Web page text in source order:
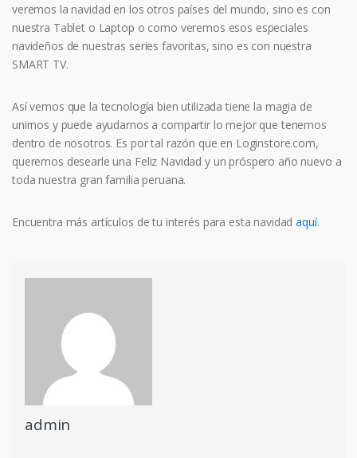
veremos la navidad en los otros países del mundo, sino es con
nuestra Tablet o Laptop o como veremos esos especiales
navideños de nuestras series favoritas, sino es con nuestra
SMART TV.
Así vemos que la tecnología bien utilizada tiene la magia de
unirnos y puede ayudarnos a compartir lo mejor que tenemos
dentro de nosotros. Es por tal razón que en Loginstore.com,
queremos desearle una Feliz Navidad y un próspero año nuevo a
toda nuestra gran familia peruana.
Encuentra más artículos de tu interés para esta navidadaquí.
admin